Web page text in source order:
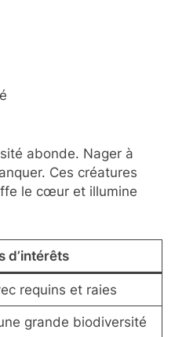
abonde. Nager à
Ces créatures
le cœur et illumine
d’intérêts
requins et raies
grande biodiversité